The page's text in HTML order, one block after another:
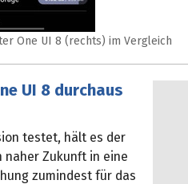
One UI 8 (rechts) im Vergleich
UI 8 durchaus
testet, hält es der
naher Zukunft in eine
zumindest für das